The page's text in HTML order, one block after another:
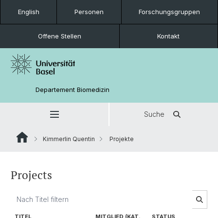
English Personen Forschungsgruppen
Offene Stellen Kontakt
Departement Biomedizin
Suche
Kimmerlin Quentin Projekte
Projects
TITEL
MITGLIED (KAT.
STATUS